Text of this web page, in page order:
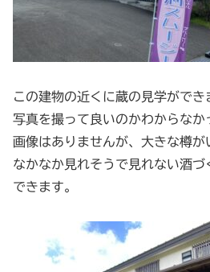
この建物の近くに蔵の見学ができ
写真を撮って良いのかわからなか
画像はありませんが、大きな樽が
なかなか見れそうで見れない酒
できます。